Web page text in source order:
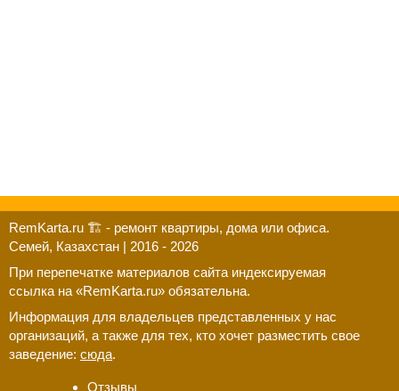
RemKarta.ru 🏗️ - ремонт квартиры, дома или офиса.
Семей, Казахстан | 2016 - 2026
При перепечатке материалов сайта индексируемая
ссылка на «RemKarta.ru» обязательна.
Информация для владельцев представленных у нас
организаций, а также для тех, кто хочет разместить свое
заведение: сюда.
Отзывы